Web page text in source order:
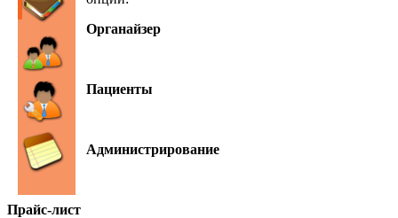
Органайзер
Пациенты
Администрирование
Прайс-лист